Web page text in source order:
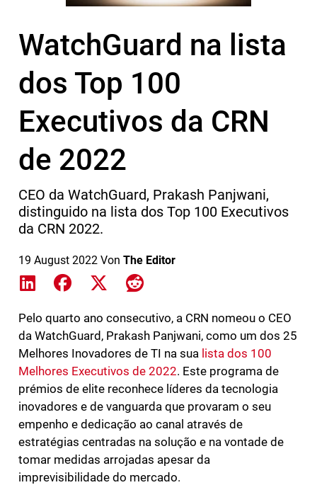
WatchGuard na lista
dos Top 100
Executivos da CRN
de 2022
CEO da WatchGuard, Prakash Panjwani,
distinguido na lista dos Top 100 Executivos
da CRN 2022.
19 August 2022 Von The Editor
Share on LinkedIn
Share on Facebook
Share on XShare on Reddit
Pelo quarto ano consecutivo, a CRN nomeou o CEO
da WatchGuard, Prakash Panjwani, como um dos 25
Melhores Inovadores de TI na sua lista dos 100
Melhores Executivos de 2022. Este programa de
prémios de elite reconhece líderes da tecnologia
inovadores e de vanguarda que provaram o seu
empenho e dedicação ao canal através de
estratégias centradas na solução e na vontade de
tomar medidas arrojadas apesar da
imprevisibilidade do mercado.